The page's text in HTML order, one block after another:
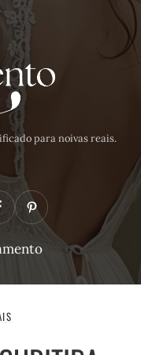
para noivas reais.
P
i
t